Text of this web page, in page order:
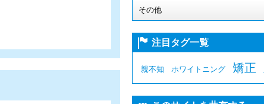
その他
注目タグ一覧
親不知 ホワイトニング 矯正